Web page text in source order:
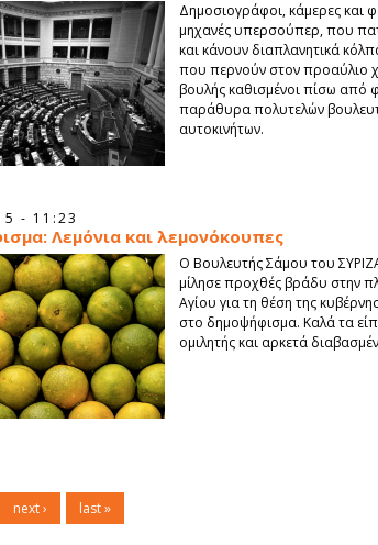
Δημοσιογράφοι, κάμερες και
μηχανές υπερσούπερ, που
και κάνουν διαπλανητικά
που περνούν στον προαύλιο
βουλής καθισμένοι πίσω από
παράθυρα πολυτελών
αυτοκινήτων.
- 11:23
Λεμόνια και λεμονόκουπες
Ο Βουλευτής Σάμου του
μίλησε προχθές βράδυ στην
Αγίου για τη θέση της
στο δημοψήφισμα. Καλά τα
ομιλητής και αρκετά
next › last »